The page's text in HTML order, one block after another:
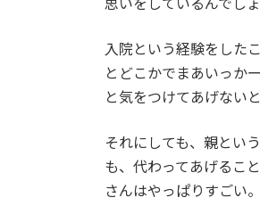
入院という経験をした
とどこかでまあいっか
と気をつけてあげない
それにしても、親とい
も、代わってあげるこ
さんはやっぱりすごい。